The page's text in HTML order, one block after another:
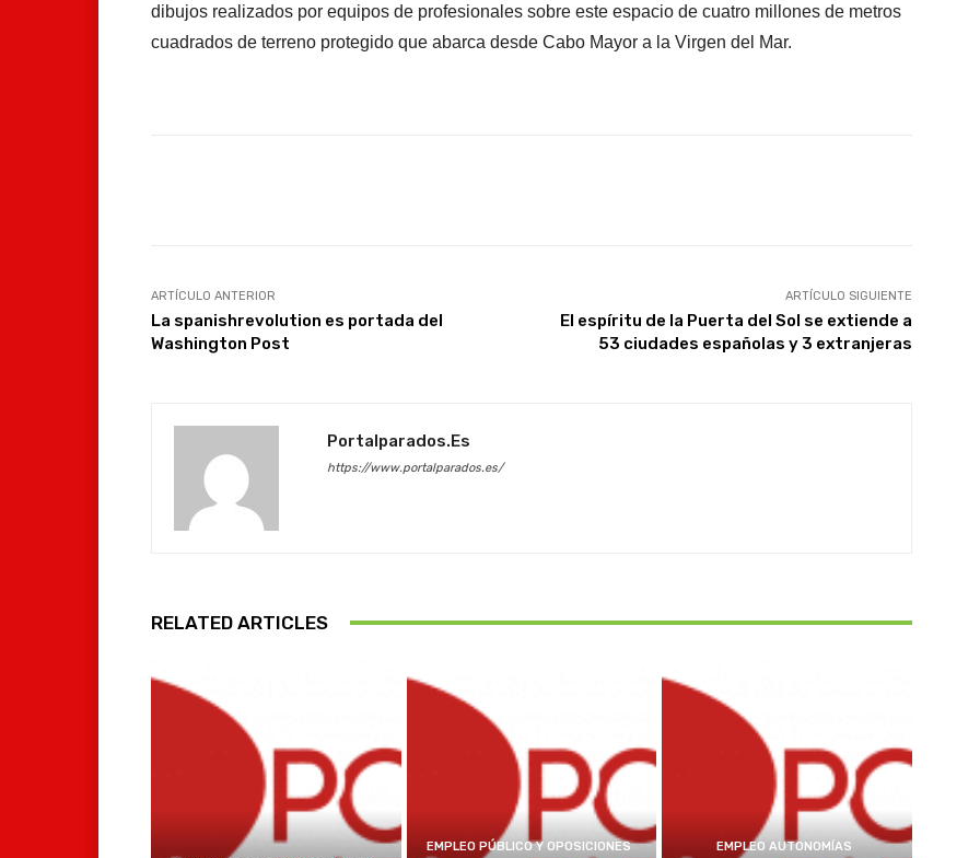
dibujos realizados por equipos de profesionales sobre este espacio de cuatro millones de metros
cuadrados de terreno protegido que abarca desde Cabo Mayor a la Virgen del Mar.
ARTÍCULO ANTERIOR
La spanishrevolution es portada del
Washington Post
ARTÍCULO SIGUIENTE
El espíritu de la Puerta del Sol se extiende a
53 ciudades españolas y 3 extranjeras
Portalparados.es
https://www.portalparados.es/
RELATED ARTICLES
EMPLEO PÚBLICO Y OPOSICIONES EMPLEO AUTONOMÍAS